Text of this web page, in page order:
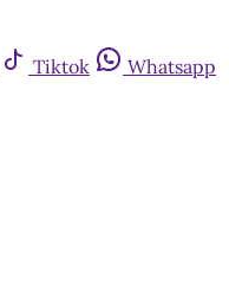
Tiktok
Whatsapp